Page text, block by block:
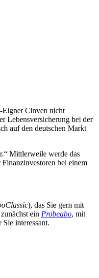
Eigner Cinven nicht
Lebensversicherung bei der
auf den deutschen Markt
Mittlerweile werde das
bei einem
), das Sie gern mit
ein Probeabo, mit
Sie interessant.